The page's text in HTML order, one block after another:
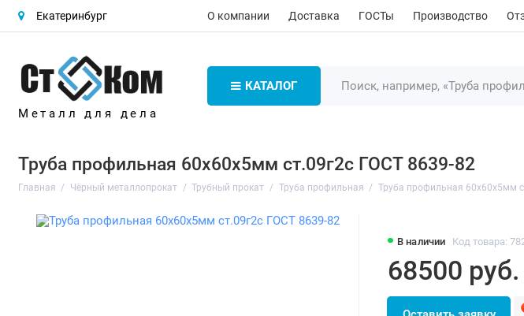
Екатеринбург О компании Доставка ГОСТы Производство
Металл для дела
КАТАЛОГ
Труба профильная 60х60х5мм ст.09г2с ГОСТ 8639-82
Главная Чёрный металлопрокат Трубный прокат Труба профильная Труба профильная 60х60х5мм
В наличии Код товара:
68500